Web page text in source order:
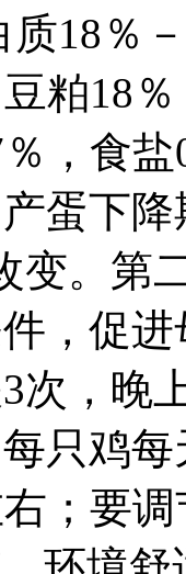
18％
粕18
，食
产蛋
变。第
，促
次，晚
只鸡
；要